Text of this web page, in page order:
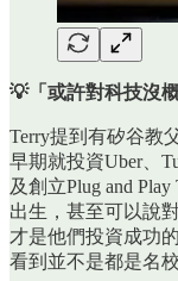
💡「或許對科技沒
Terry提到有矽谷教
早期就投資Uber、
及創立Plug and
出生，甚至可以說
才是他們投資成功
看到並不是都是名